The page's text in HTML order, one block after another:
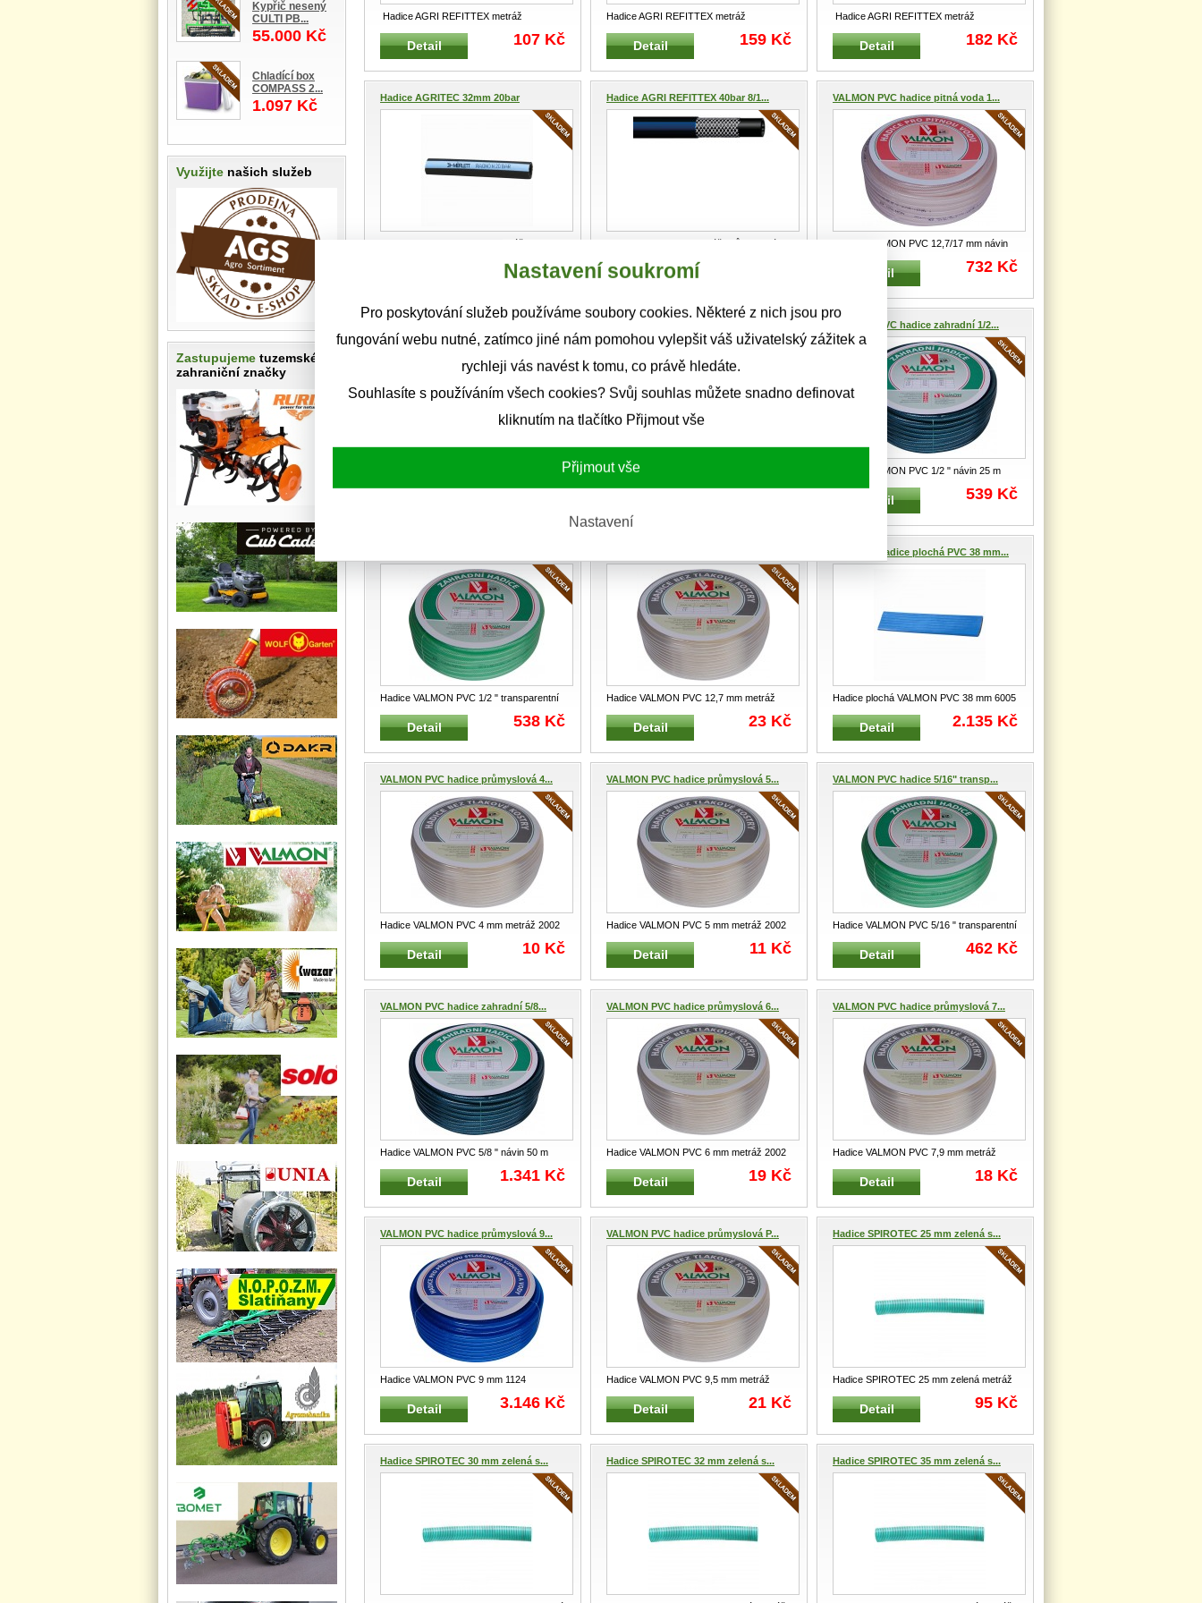
Nastavení soukromí
Pro poskytování služeb používáme soubory cookies. Některé z nich jsou pro
fungování webu nutné, zatímco jiné nám pomohou vylepšit váš uživatelský zážitek a
rychleji vás navést k tomu, co právě hledáte.
Souhlasíte s používáním všech cookies? Svůj souhlas můžete snadno definovat
kliknutím na tlačítko Přijmout vše
Přijmout vše
Nastavení
Kypřič nesený
CULTI PB...
55.000 Kč
Chladící box
COMPASS 2...
1.097 Kč
Využijte našich služeb
Zastupujeme tuzemské i
zahraniční značky
Hadice AGRI REFITTEX metráž
Průmyslová hadice pro dopravu vody,
kapa...Detail 107 Kč
Hadice AGRI REFITTEX metráž
Průmyslová hadice pro dopravu vody,
kapal...
Detail 159 Kč
Hadice AGRI REFITTEX metráž
Průmyslová hadice pro dopravu vody,
kapa...Detail 182 Kč
Hadice AGRITEC 32mm 20bar
116 Kč
Hadice AGRI REFITTEX 40bar 8/1...
hadice pro dopravu vody, kapalných
Detail
VALMON PVC hadice pitná voda 1...
Hadice VALMON PVC 12,7/17 mm návin
25 m 1125SR Hadice z PVC pro d...
Detail 732 Kč
m 1125SR Hadice z PVC pro dop...
1.402 Kč
Hadice VALMON LDPE bazénová 38 mm
6006M38 Vrapovitá flexibilní bazéno...
107 Kč
VALMON PVC hadice zahradní 1/2...
Hadice VALMON PVC 1/2 " návin 25 m
1121ZE Zahradní PVC hadice i p ...
Detail 539 Kč
Hadice VALMON PVC 1/2 " transparentní
návin 25 m 1122TR PVC hadic
...
Detail 538 Kč
Hadice VALMON PVC 12,7 mm metráž
2002 Hadice jednovrstvá z PVC p...
Detail 23 Kč
VALMON Hadice plochá PVC 38 mm...
Hadice plochá VALMON PVC 38 mm 6005
25m Zahradní PVC zploštitelná
...
Detail 2.135 Kč
VALMON PVC hadice průmyslová 4...
Hadice VALMON PVC 4 mm metráž 2002
Hadice jednovrstvá z PVC pro
Detail 10 Kč
VALMON PVC hadice průmyslová 5...
Hadice VALMON PVC 5 mm metráž 2002
Hadice jednovrstvá z PVC pro
Detail 11 Kč
VALMON PVC hadice 5/16" transp...
Hadice VALMON PVC 5/16 " transparentní
1122TR PVC hadice pro všeo
...
Detail 462 Kč
VALMON PVC hadice zahradní 5/8...
Hadice VALMON PVC 5/8 " návin 50 m
1121ZE Zahradní PVC hadice i p ...
Detail 1.341 Kč
VALMON PVC hadice průmyslová 6...
Hadice VALMON PVC 6 mm metráž 2002
Hadice jednovrstvá z PVC pro
Detail 19 Kč
VALMON PVC hadice průmyslová 7...
Hadice VALMON PVC 7,9 mm metráž
2002 Hadice jednovrstvá z PVC pr ...
Detail 18 Kč
VALMON PVC hadice průmyslová 9...
Hadice VALMON PVC 9 mm 1124
Třívrstvá PVC hadice pro průmyslové p...
Detail 3.146 Kč
VALMON PVC hadice průmyslová P...
Hadice VALMON PVC 9,5 mm metráž
2002 Hadice jednovrstvá z PVC pr ...
Detail 21 Kč
Hadice SPIROTEC 25 mm zelená s...
Hadice SPIROTEC 25 mm zelená metráž
6004 ZE 25 Flexibilní hadice
Detail 95 Kč
Hadice SPIROTEC 30 mm zelená s... Hadice SPIROTEC 32 mm zelená s... Hadice SPIROTEC 35 mm zelená s...